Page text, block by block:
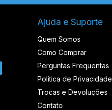
Ajuda e Suporte
Quem Somos
Como Comprar
Perguntas Frequentas
Política de Privacidade
Trocas e Devoluções
Contato